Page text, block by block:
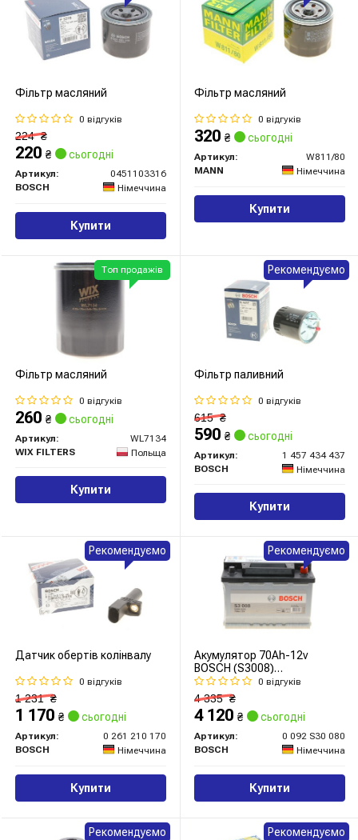
Фільтр масляний
0 відгуків
224₴
220 ₴ сьогодні
Артикул:
0451103316
BOSCH
Німеччина
Купити
Фільтр масляний
0 відгуків
320 ₴ сьогодні
Артикул:
W811/80
MANN
Німеччина
Купити
Фільтр масляний
0 відгуків
260 ₴ сьогодні
Артикул:
WL7134
WIX FILTERS
Польща
Купити
Топ продажів
Фільтр паливний
0 відгуків
615₴
590 ₴ сьогодні
Артикул:
1 457 434 437
BOSCH
Німеччина
Купити
Рекомендуємо
Датчик обертів колінвалу
0 відгуків
1 231₴
1 170 ₴ сьогодні
Артикул:
0 261 210 170
BOSCH
Німеччина
Купити
Рекомендуємо
Акумулятор 70Ah-12v
BOSCH (S3008)
(278x175x190),R,EN640
0 відгуків
4 335₴
4 120 ₴ сьогодні
Артикул:
0 092 S30 080
BOSCH
Німеччина
Купити
Рекомендуємо
Рекомендуємо Рекомендуємо